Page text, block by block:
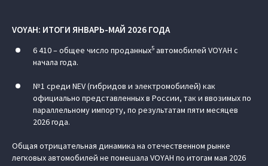
VOYAH: ИТОГИ ЯНВАРЬ-МАЙ 2026 ГОДА
6 410 – общее число проданных5 автомобилей VOYAH с
начала года.
№1 среди NEV (гибридов и электромобилей) как
официально представленных в России, так и ввозимых по
параллельному импорту, по результатам пяти месяцев
2026 года.
Общая отрицательная динамика на отечественном рынке
легковых автомобилей не помешала VOYAH по итогам мая 2026